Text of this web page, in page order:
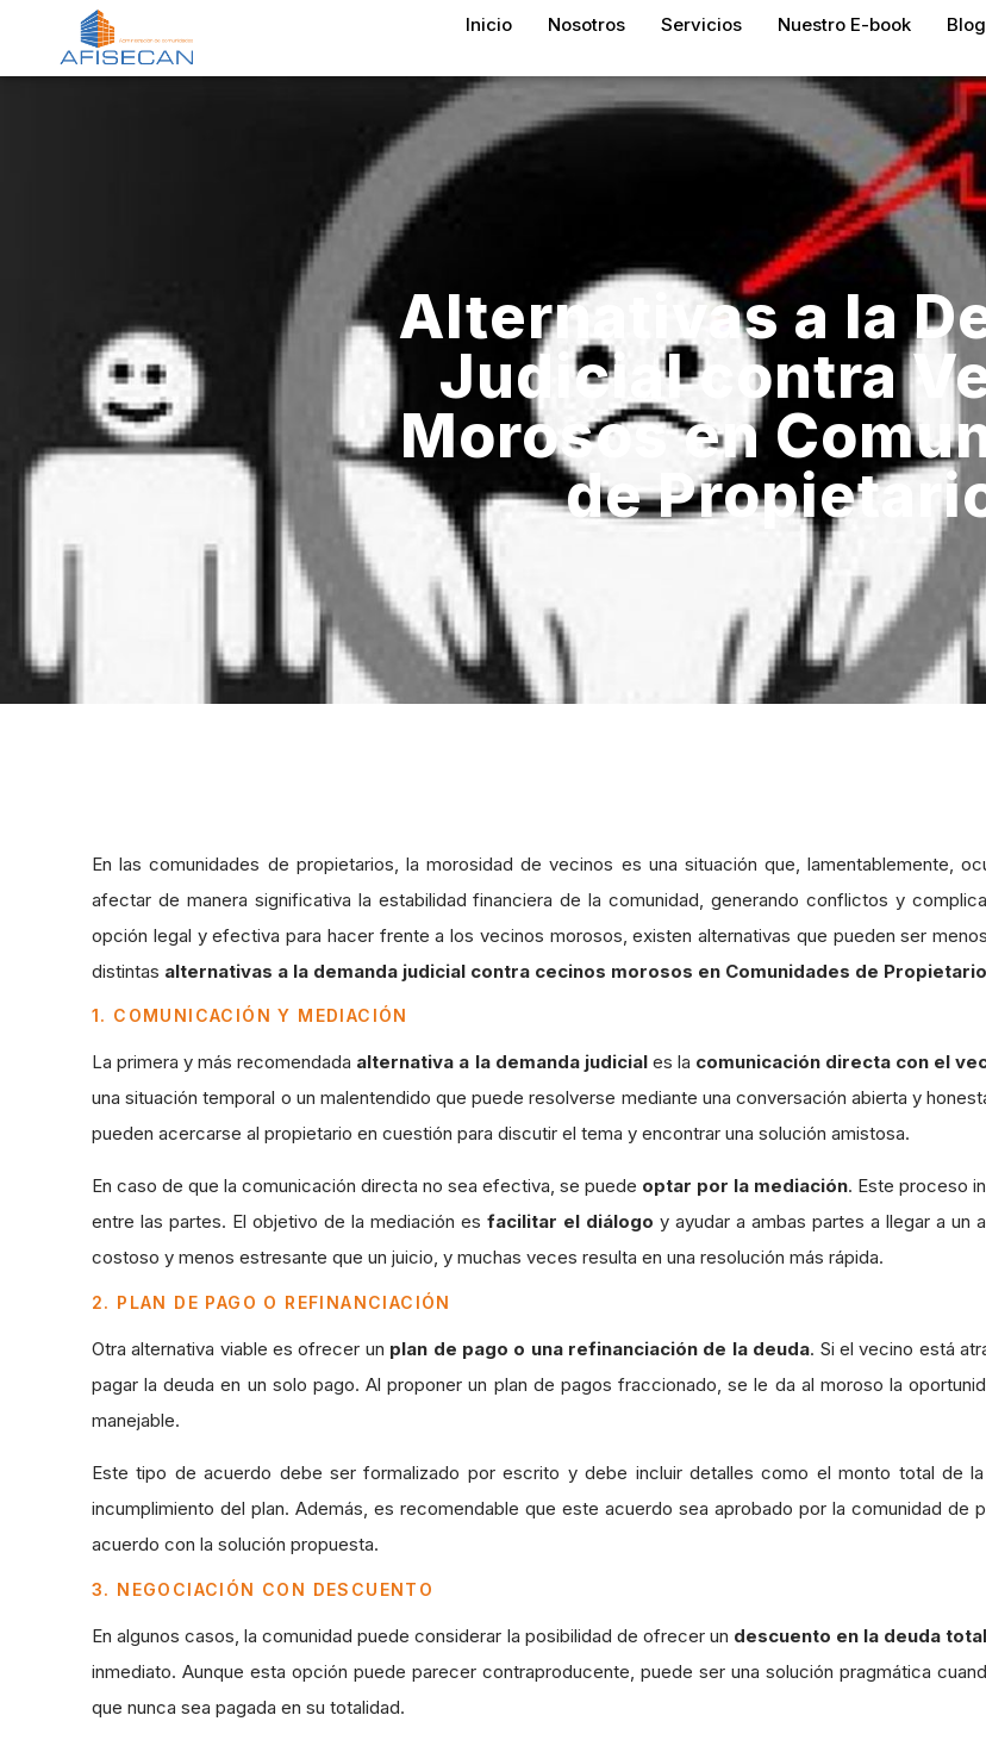
Inicio Nosotros Servicios Nuestro E-book Blog
Alternativas a la
Judicial contra
Morosos en
de
En las comunidades de propietarios, la morosidad de vecinos es una situación que, lamentablemente,
afectar de manera significativa la estabilidad financiera de la comunidad, generando conflictos y
opción legal y efectiva para hacer frente a los vecinos morosos, existen alternativas que pueden ser
distintas alternativas a la demanda judicial contra cecinos morosos en Comunidades de
1. COMUNICACIÓN Y MEDIACIÓN
La primera y más recomendada alternativa a la demanda judiciales la comunicación directa con el
una situación temporal o un malentendido que puede resolverse mediante una conversación abierta y
pueden acercarse al propietario en cuestión para discutir el tema y encontrar una solución amistosa.
En caso de que la comunicación directa no sea efectiva, se puede optar por la mediación. Este proceso
entre las partes. El objetivo de la mediación es facilitar el diálogo y ayudar a ambas partes a llegar a
costoso y menos estresante que un juicio, y muchas veces resulta en una resolución más rápida.
2. PLAN DE PAGO O REFINANCIACIÓN
Otra alternativa viable es ofrecer un plan de pago o una refinanciación de la deuda. Si el vecino está
pagar la deuda en un solo pago. Al proponer un plan de pagos fraccionado, se le da al moroso la
manejable.
Este tipo de acuerdo debe ser formalizado por escrito y debe incluir detalles como el monto total de
incumplimiento del plan. Además, es recomendable que este acuerdo sea aprobado por la comunidad de
acuerdo con la solución propuesta.
3. NEGOCIACIÓN CON DESCUENTO
En algunos casos, la comunidad puede considerar la posibilidad de ofrecer un descuento en la deuda total
inmediato. Aunque esta opción puede parecer contraproducente, puede ser una solución pragmática
que nunca sea pagada en su totalidad.